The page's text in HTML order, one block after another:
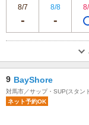
8/7
8/8
9 BayShore
対馬市／サップ・SUP(スタン
ネット予約OK